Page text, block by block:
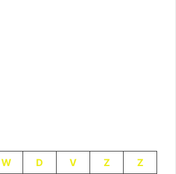
W D V Z
Z